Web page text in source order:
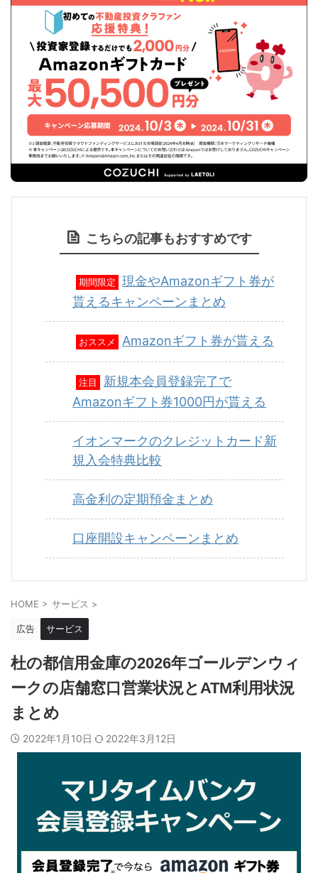
こちらの記事もおすすめです
期間限定
現金やAmazonギフト券が
貰えるキャンペーンまとめ
おススメ Amazonギフト券が貰える
注目
新規本会員登録完了で
Amazonギフト券1000円が貰える
イオンマークのクレジットカード新
規入会特典比較
高金利の定期預金まとめ
口座開設キャンペーンまとめ
HOME > サービス >
広告 サービス
杜の都信用金庫の2026年ゴールデンウィ
ークの店舗窓口営業状況とATM利用状況
まとめ
2022年1月10日 2022年3月12日